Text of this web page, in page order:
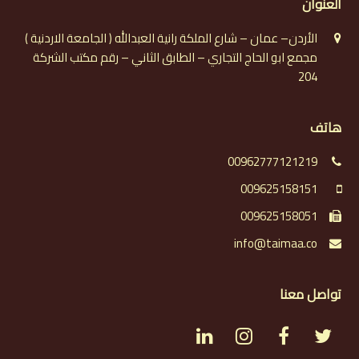
الأردن– عمان – شارع الملكة رانية العبدالله ( الجامعة الاردنية )
مجمع ابو الحاج التجاري – الطابق الثاني – رقم مكتب الشركة
204
هاتف
00962777121219
009625158151
009625158051
info@taimaa.co
تواصل معنا
I
L